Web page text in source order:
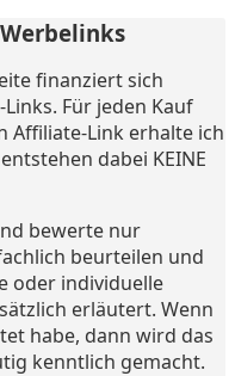
finanziert sich
Für jeden Kauf
Affiliate-Link erhalte ich
dabei KEINE
bewerte nur
beurteilen und
oder individuelle
erläutert. Wenn
habe, dann wird das
kenntlich gemacht.